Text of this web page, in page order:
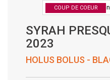
COUP DE COEUR
SYRAH
2023
HOLUS BOLUS -